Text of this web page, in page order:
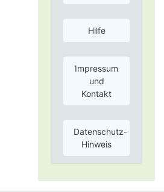
Hilfe
Impressum
und
Kontakt
Datenschutz-
Hinweis